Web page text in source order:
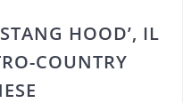
HOOD’, IL
COUNTRY